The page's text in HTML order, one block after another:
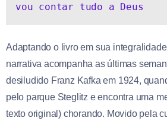
vou contar tudo a Deus
Adaptando o livro em sua
narrativa acompanha as últimas
desiludido Franz Kafka em 1924,
pelo parque Steglitz e encontra uma
texto original) chorando. Movido pela